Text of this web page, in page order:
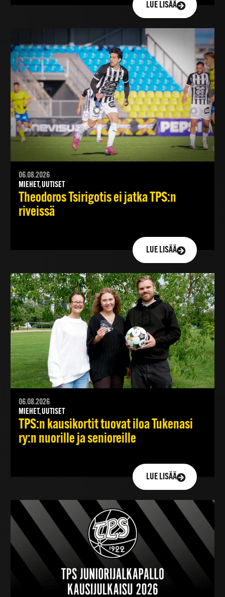
LUE LISÄÄ
06.08.2026
MIEHET, UUTISET
Theodoros Tsirigotis ei jatka TPS:n
riveissä
LUE LISÄÄ
06.08.2026
MIEHET, UUTISET
TPS:n kausikortit tuovat iloa Tukenasi
ry:n nuorille ja senioreille
LUE LISÄÄ